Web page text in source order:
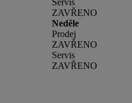
Servis
ZAVŘENO
Neděle
Prodej
ZAVŘENO
Servis
ZAVŘENO